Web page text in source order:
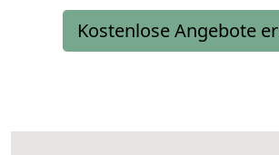
Kostenlose Angebote